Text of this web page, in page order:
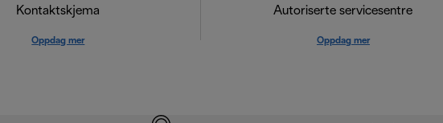
Kontaktskjema
Oppdag mer
Autoriserte servicesentre
Oppdag mer